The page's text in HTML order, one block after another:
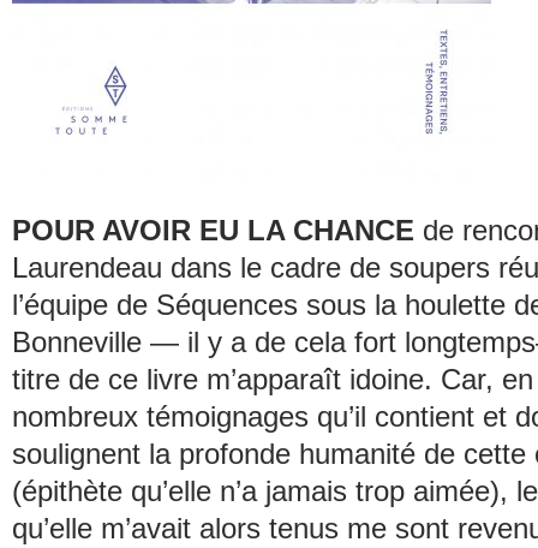
POUR AVOIR EU LA CHANCE de
Laurendeau dans le cadre de soupers
l’équipe de Séquences sous la houlette
Bonneville — il y a de cela fort
titre de ce livre m’apparaît idoine. Car,
nombreux témoignages qu’il contient et
soulignent la profonde humanité de cette
(épithète qu’elle n’a jamais trop aimée),
qu’elle m’avait alors tenus me sont